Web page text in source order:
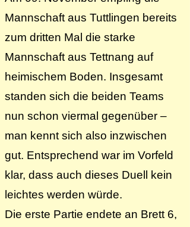
Mannschaft aus Tuttlingen bereits
zum dritten Mal die starke
Mannschaft aus Tettnang auf
heimischem Boden. Insgesamt
standen sich die beiden Teams
nun schon viermal gegenüber –
man kennt sich also inzwischen
gut. Entsprechend war im Vorfeld
klar, dass auch dieses Duell kein
leichtes werden würde.
Die erste Partie endete an Brett 6,